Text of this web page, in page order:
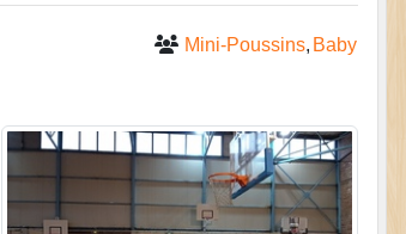
Mini-Poussins Baby